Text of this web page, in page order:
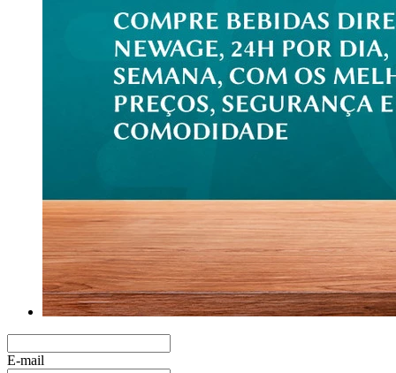
E-mail